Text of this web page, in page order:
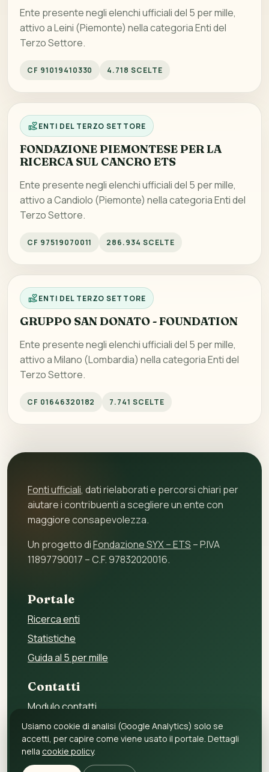
Ente presente negli elenchi ufficiali del 5 per mille,
attivo a Leini (Piemonte) nella categoria Enti del
Terzo Settore.
CF 91019410330 4.718 SCELTE
ENTI DEL TERZO SETTORE
FONDAZIONE PIEMONTESE PER LA
RICERCA SUL CANCRO ETS
Ente presente negli elenchi ufficiali del 5 per mille,
attivo a Candiolo (Piemonte) nella categoria Enti del
Terzo Settore.
CF 97519070011 286.934 SCELTE
ENTI DEL TERZO SETTORE
GRUPPO SAN DONATO - FOUNDATION
Ente presente negli elenchi ufficiali del 5 per mille,
attivo a Milano (Lombardia) nella categoria Enti del
Terzo Settore.
CF 01646320182 7.741 SCELTE
Fonti ufficiali, dati rielaborati e percorsi chiari per
aiutare i contribuenti a scegliere un ente con
maggiore consapevolezza.
Un progetto diFondazione SYX – ETS – P.IVA
11897790017 – C.F. 97832020016.
Portale
Ricerca enti
Statistiche
Guida al 5 per mille
Contatti
Modulo contatti
Per gli enti
Per i fornitori
Privacy policy
Usiamo cookie di analisi (Google Analytics) solo se
accetti, per capire come viene usato il portale. Dettagli
nella cookie policy.